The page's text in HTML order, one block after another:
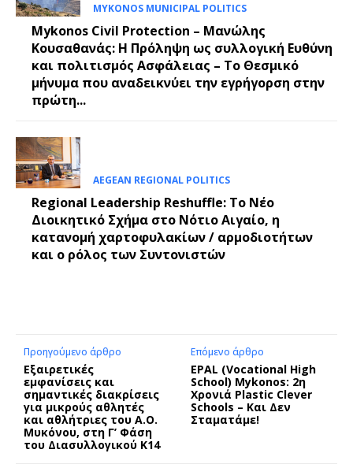
MYKONOS MUNICIPAL POLITICS
Mykonos Civil Protection – Μανώλης
Κουσαθανάς: Η Πρόληψη ως συλλογική Ευθύνη
και πολιτισμός Ασφάλειας – Το Θεσμικό
μήνυμα που αναδεικνύει την εγρήγορση στην
πρώτη...
AEGEAN REGIONAL POLITICS
Regional Leadership Reshuffle: Το Νέο
Διοικητικό Σχήμα στο Νότιο Αιγαίο, η
κατανομή χαρτοφυλακίων / αρμοδιοτήτων
και ο ρόλος των Συντονιστών
Προηγούμενο άρθρο
Εξαιρετικές
εμφανίσεις και
σημαντικές διακρίσεις
για μικρούς αθλητές
και αθλήτριες του Α.Ο.
Μυκόνου, στη Γ’ Φάση
του Διασυλλογικού Κ14
Επόμενο άρθρο
EPAL (Vocational High
School) Mykonos: 2η
Χρονιά Plastic Clever
Schools – Και Δεν
Σταματάμε!